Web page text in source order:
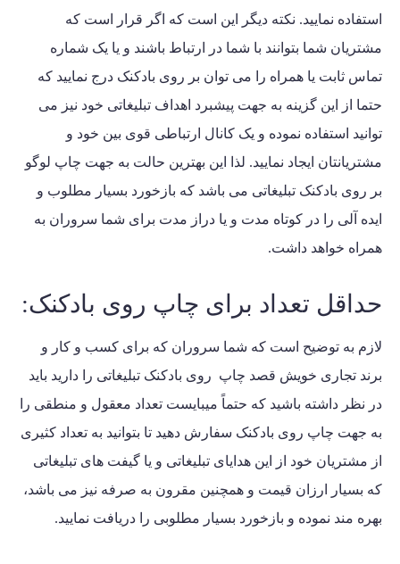
استفاده نمایید. نکته دیگر این است که اگر قرار است که
مشتریان شما بتوانند با شما در ارتباط باشند و یا یک شماره
تماس ثابت یا همراه را می توان بر روی بادکنک درج نمایید که
حتما از این گزینه به جهت پیشبرد اهداف تبلیغاتی خود نیز می
توانید استفاده نموده و یک کانال ارتباطی قوی بین خود و
مشتریانتان ایجاد نمایید. لذا این بهترین حالت به جهت چاپ لوگو
بر روی بادکنک تبلیغاتی می باشد که بازخورد بسیار مطلوب و
ایده آلی را در کوتاه مدت و یا دراز مدت برای شما سروران به
همراه خواهد داشت.
حداقل تعداد برای چاپ روی بادکنک:
لازم به توضیح است که شما سروران که برای کسب و کار و
برند تجاری خویش قصد چاپ روی بادکنک تبلیغاتی را دارید باید
در نظر داشته باشید که حتماً میبایست تعداد معقول و منطقی را
به جهت چاپ روی بادکنک سفارش دهید تا بتوانید به تعداد کثیری
از مشتریان خود از این هدایای تبلیغاتی و یا گیفت های تبلیغاتی
که بسیار ارزان قیمت و همچنین مقرون به صرفه نیز می باشد،
بهره مند نموده و بازخورد بسیار مطلوبی را دریافت نمایید.